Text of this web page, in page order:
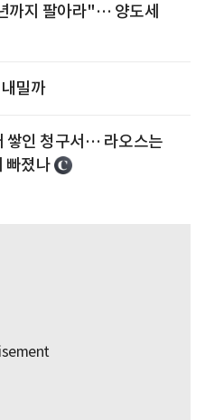
까지 팔아라"… 양도세
밀까
쌓인 청구서… 라오스는
빠졌나